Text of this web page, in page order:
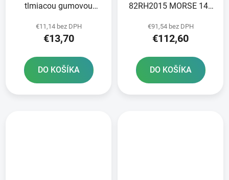
tlmiacou gumovou
reťaze typ 520 JT 16
zubov
€11,14 bez DPH
€13,70
DO KOŠÍKA
82RH2015 MORSE 148
€91,54 bez DPH
€112,60
DO KOŠÍKA